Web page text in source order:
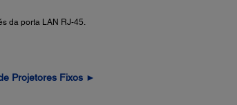
da porta LAN RJ-45.
Projetores Fixos ►